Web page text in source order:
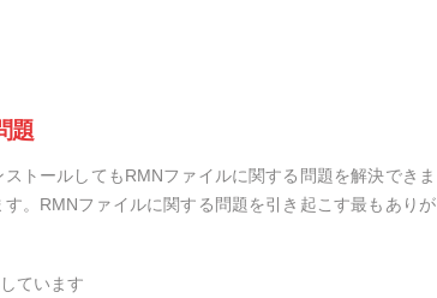
題
トールしてもRMNファイルに関する問題を解決できま
。RMNファイルに関する問題を引き起こす最もありが
ています